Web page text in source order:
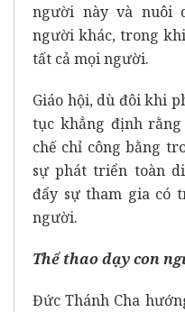
người này và nuôi
người khác, trong
tất cả mọi người.
Giáo hội, dù đôi khi
tục khẳng định
chế chỉ công bằng
sự phát triển toàn
đẩy sự tham gia có
người.
Thể thao dạy con
Đức Thánh Cha